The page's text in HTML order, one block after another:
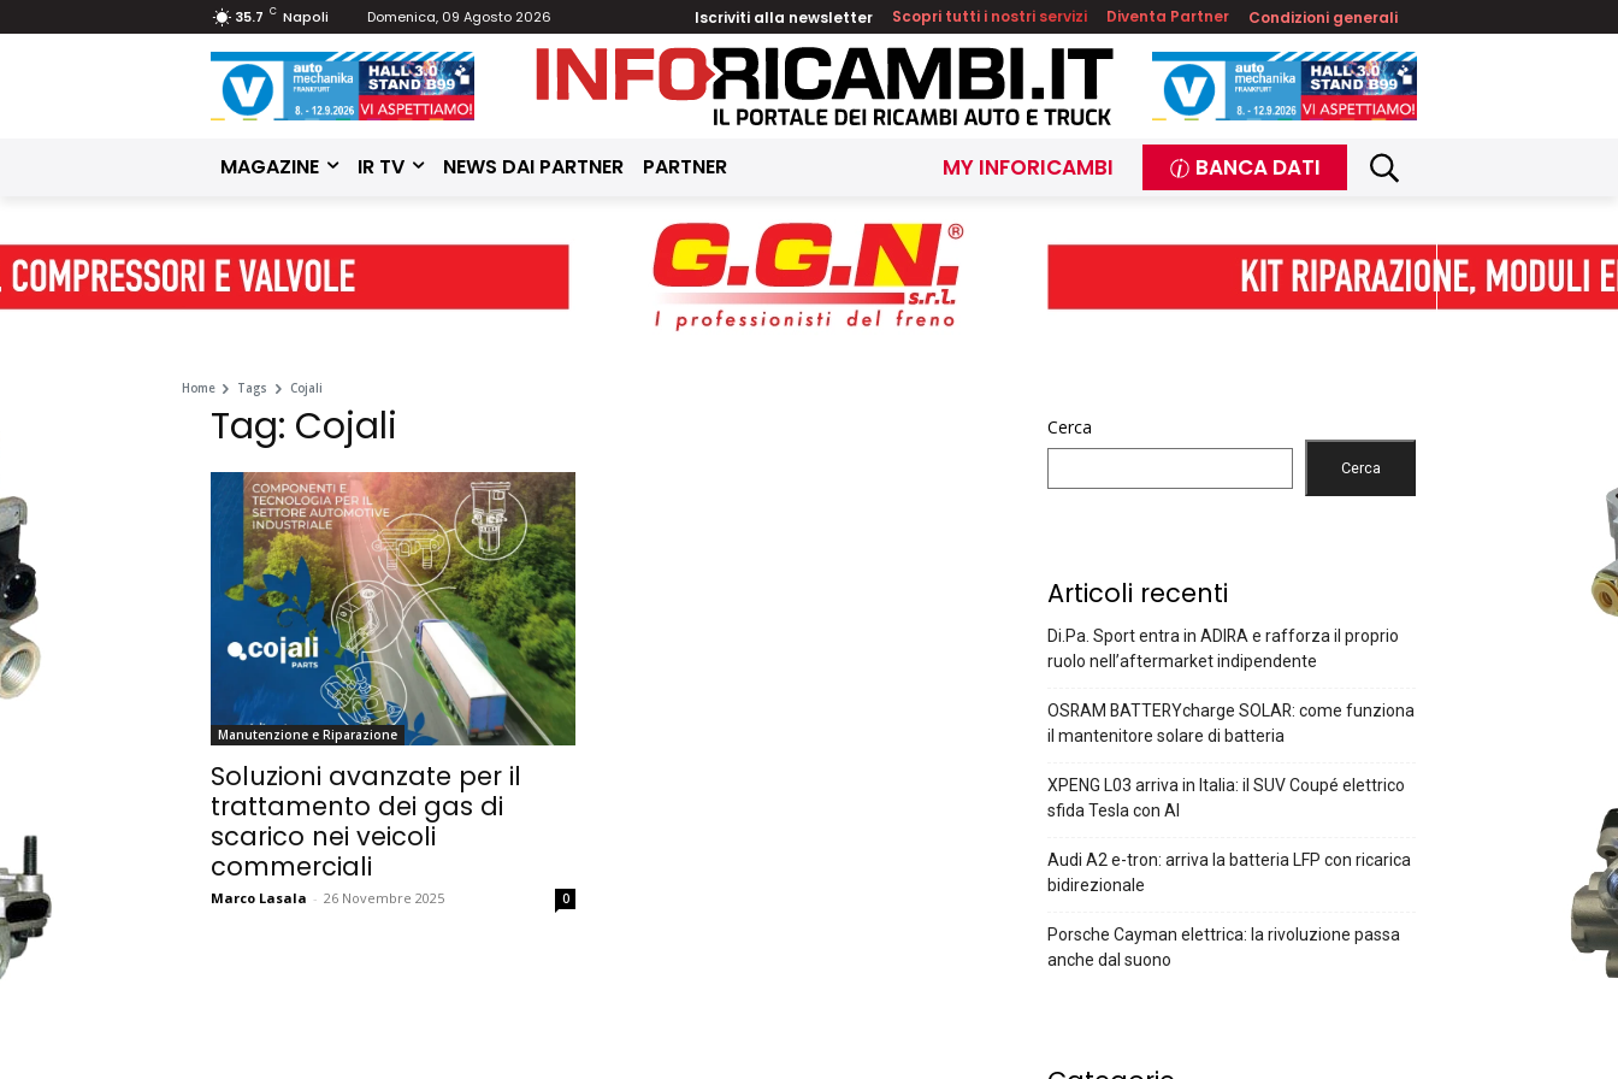
35.7 C Napoli Domenica, 09 Agosto 2026 Iscriviti alla newsletter Scopri tutti i nostri servizi Diventa Partner Condizioni generali
MAGAZINE IR TV NEWS DAI PARTNER PARTNER MY INFORICAMBI BANCA DATI
Home Tags Cojali
Tag: Cojali
Manutenzione e Riparazione
Soluzioni avanzate per il
trattamento dei gas di
scarico nei veicoli
commerciali
Marco Lasala - 26 Novembre 2025 0
Cerca
Cerca
Articoli recenti
Di.Pa. Sport entra in ADIRA e rafforza il proprio
ruolo nell’aftermarket indipendente
OSRAM BATTERYcharge SOLAR: come funziona
il mantenitore solare di batteria
XPENG L03 arriva in Italia: il SUV Coupé elettrico
sfida Tesla con AI
Audi A2 e-tron: arriva la batteria LFP con ricarica
bidirezionale
Porsche Cayman elettrica: la rivoluzione passa
anche dal suono